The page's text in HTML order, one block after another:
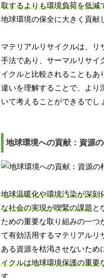
取するよりも環境負荷を低減
地球環境の保全に大きく貢献
マテリアルリサイクルは、リ
手法であり、サーマルリサイ
イクルと比較されることもあ
違いを理解することで、より
いて考えることができるでし
地球環境への貢献：資源
地球温暖化や環境汚染が深刻
な社会の実現が喫緊の課題と
ための重要な取り組みの一つ
て有効活用するマテリアルリ
ある資源を枯渇させないため
イクルは地球環境保護の重要